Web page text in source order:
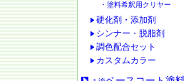
・塗料希釈用クリヤー
硬化剤・添加剤
シンナー・脱脂剤
調色配合セット
カスタムカラー